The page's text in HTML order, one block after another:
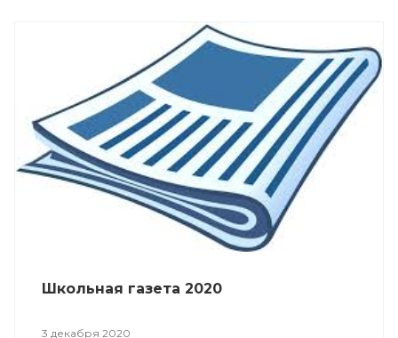
Школьная газета 2020
3 декабря 2020